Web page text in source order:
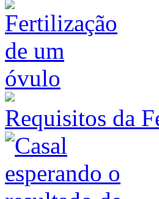
Requisitos da